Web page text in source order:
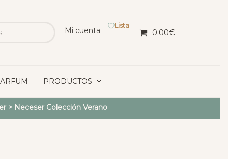
Mi cuenta
Lista
0.00€
PRODUCTOS
> Neceser Colección Verano